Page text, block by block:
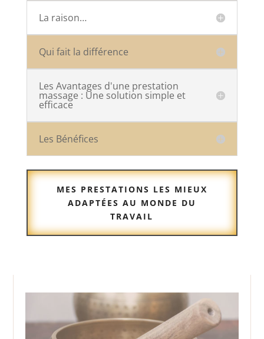
La raison…
Qui fait la différence
Les Avantages d'une prestation
massage : Une solution simple et
efficace
Les Bénéfices
MES PRESTATIONS LES MIEUX
ADAPTÉES AU MONDE DU
TRAVAIL